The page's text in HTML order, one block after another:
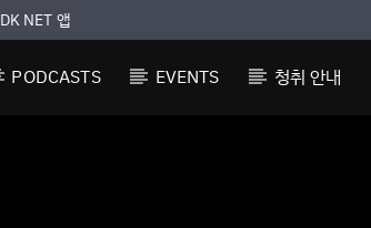
DK NET 앱
PODCASTS EVENTS 청취 안내